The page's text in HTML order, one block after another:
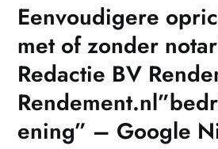
Eenvoudigere
met of zonder
Redactie BV
ening” – Google